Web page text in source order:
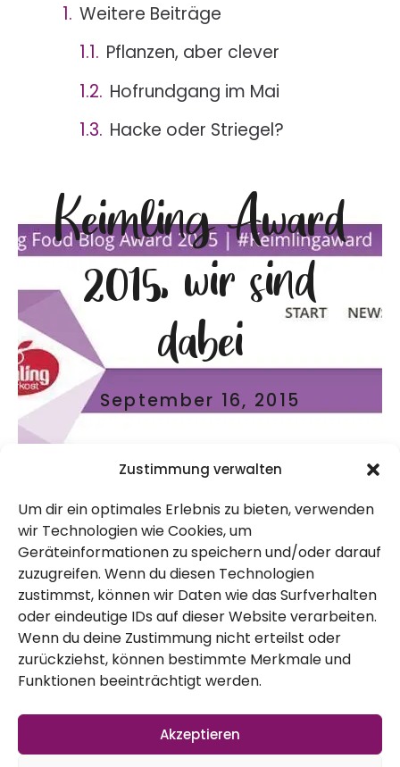
Zustimmung verwalten
Um dir ein optimales Erlebnis zu bieten, verwenden
wir Technologien wie Cookies, um
Geräteinformationen zu speichern und/oder darauf
zuzugreifen. Wenn du diesen Technologien
zustimmst, können wir Daten wie das Surfverhalten
oder eindeutige IDs auf dieser Website verarbeiten.
Wenn du deine Zustimmung nicht erteilst oder
zurückziehst, können bestimmte Merkmale und
Funktionen beeinträchtigt werden.
Akzeptieren
Keimling Award
2015, wir sind
dabei
September 16, 2015
Weitere Beiträge
Pflanzen, aber clever
Hofrundgang im Mai
Hacke oder Striegel?
Das Unternehmen Keimling hat wieder zum
Award aufgerufen. Auch dieses Jahr
nehmen wieder viele tolle Blogs teil. Alleine
um die ganzen spannenden Blogs
kennenzulernen (falls man sie nicht schon
kennt), lohnt sich der Besuch auf der Seite:
http://www.keimling-award.de/vegan-